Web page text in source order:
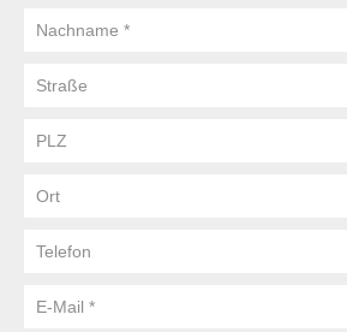
Nachname
Straße
PLZ
Ort
Telefon
E-